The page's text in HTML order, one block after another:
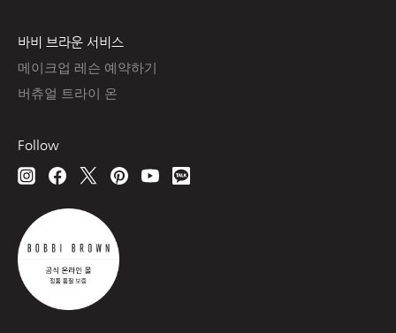
바비 브라운 서비스
메이크업 레슨 예약하기
버츄얼 트라이 온
Follow